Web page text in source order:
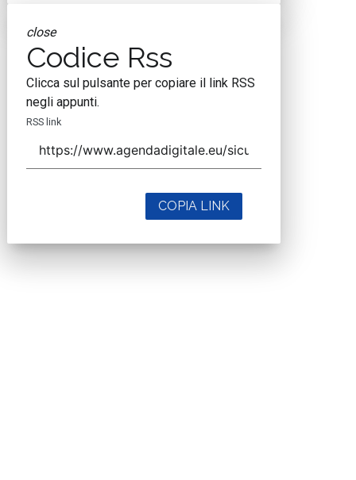
close
Codice Rss
Clicca sul pulsante per copiare il link RSS
negli appunti.
RSS link
COPIA LINK